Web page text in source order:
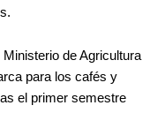
de Agricultura
para los cafés y
el primer semestre